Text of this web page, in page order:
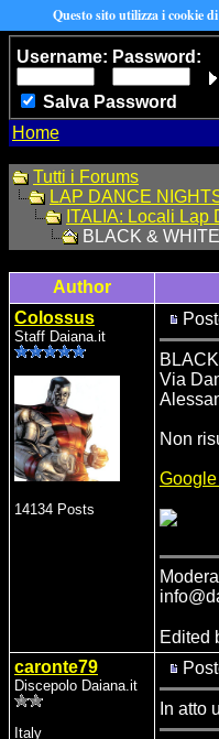
Username: Password:
Salva Password
Home
Tutti i Forums
LAP DANCE
ITALIA: Locali Lap
BLACK &
Author
Colossus
Staff Daiana.it
14134 Posts
Via
Non
Edited
caronte79
Discepolo Daiana.it
Italy
In atto
Questo sito utilizza i cookie